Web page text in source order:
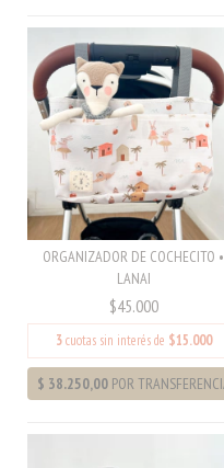
ORGANIZADOR DE COCHECITO •
LANAI
$45.000
3cuotas sin interés de $15.000